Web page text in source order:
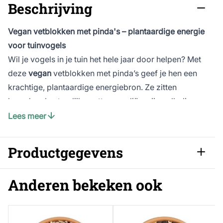
Beschrijving
Vegan vetblokken met pinda's – plantaardige energie
voor tuinvogels
Wil je vogels in je tuin het hele jaar door helpen? Met
deze vegan vetblokken met pinda’s geef je hen een
krachtige, plantaardige energiebron. Ze zitten
boordevol natuurlijke vetten en oliën, zijn volledig
palmolievrij en helpen vogels om actief en in goede
vogels snel energie opnemen. Ideaal tijdens koude
winterdagen of wanneer er minder natuurlijk voedsel
te vinden is.
Lees meer
Productgegevens
Artikelnummer
Gewicht
Anderen bekeken ook